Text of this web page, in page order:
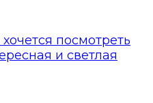
посмотреть
и светлая